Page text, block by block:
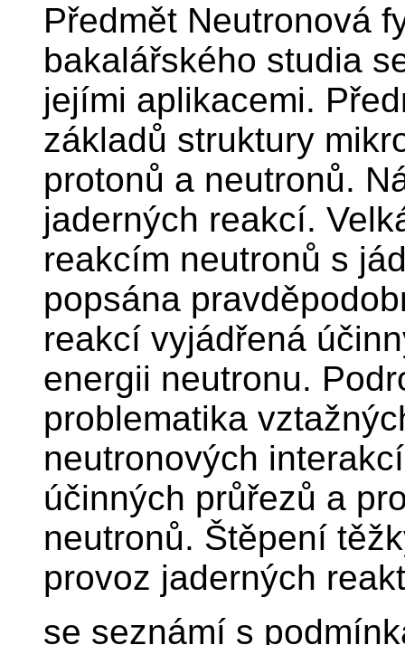
Předmět Neutronová
bakalářského studia
jejími aplikacemi.
základů struktury
protonů a neutronů.
jaderných reakcí.
reakcím neutronů s
popsána
reakcí vyjádřená
energii neutronu.
problematika
neutronových
účinných průřezů a
neutronů. Štěpení
provoz jaderných
se seznámí s